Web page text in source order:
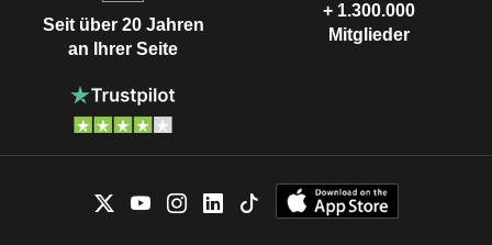
Seit über 20 Jahren
an Ihrer Seite
+ 1.300.000
Mitglieder